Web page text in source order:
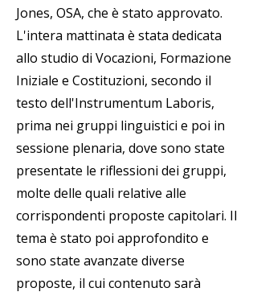
Jones, OSA, che è stato approvato.
L'intera mattinata è stata dedicata
allo studio di Vocazioni, Formazione
Iniziale e Costituzioni, secondo il
testo dell'Instrumentum Laboris,
prima nei gruppi linguistici e poi in
sessione plenaria, dove sono state
presentate le riflessioni dei gruppi,
molte delle quali relative alle
corrispondenti proposte capitolari. Il
tema è stato poi approfondito e
sono state avanzate diverse
proposte, il cui contenuto sarà